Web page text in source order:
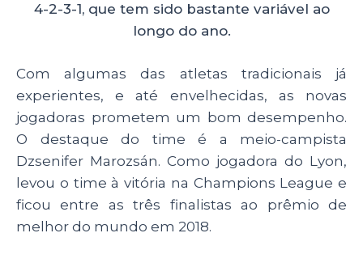
4-2-3-1, que tem sido bastante variável ao
longo do ano.
Com algumas das atletas tradicionais já
experientes, e até envelhecidas, as novas
jogadoras prometem um bom desempenho.
O destaque do time é a meio-campista
Dzsenifer Marozsán. Como jogadora do Lyon,
levou o time à vitória na Champions League e
ficou entre as três finalistas ao prêmio de
melhor do mundo em 2018.